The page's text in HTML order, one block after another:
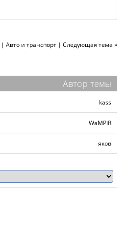
| Авто и транспорт | Следующая тема »
Автор темы
kass
WaMPiR
яков